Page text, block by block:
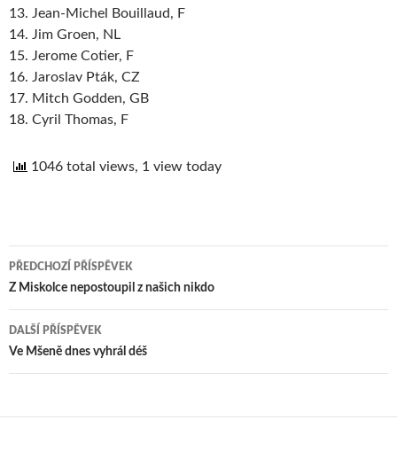
13. Jean-Michel Bouillaud, F
14. Jim Groen, NL
15. Jerome Cotier, F
16. Jaroslav Pták, CZ
17. Mitch Godden, GB
18. Cyril Thomas, F
1046 total views, 1 view today
Navigace
pro
příspěvek
PŘEDCHOZÍ PŘÍSPĚVEK
Z Miskolce nepostoupil z našich nikdo
DALŠÍ PŘÍSPĚVEK
Ve Mšeně dnes vyhrál déš